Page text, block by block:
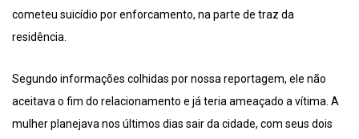
cometeu suicídio por enforcamento, na parte de traz da
residência.
Segundo informações colhidas por nossa reportagem, ele não
aceitava o fim do relacionamento e já teria ameaçado a vítima. A
mulher planejava nos últimos dias sair da cidade, com seus dois